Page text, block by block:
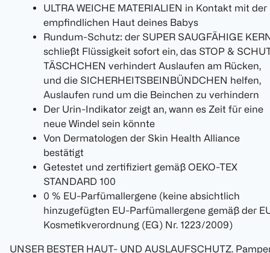
ULTRA WEICHE MATERIALIEN in Kontakt mit der
empfindlichen Haut deines Babys
Rundum-Schutz: der SUPER SAUGFÄHIGE
schließt Flüssigkeit sofort ein, das STOP &
TÄSCHCHEN verhindert Auslaufen am Rücken,
und die SICHERHEITSBEINBÜNDCHEN helfen,
Auslaufen rund um die Beinchen zu verhindern
Der Urin-Indikator zeigt an, wann es Zeit für eine
neue Windel sein könnte
Von Dermatologen der Skin Health Alliance
bestätigt
Getestet und zertifiziert gemäß OEKO-TEX
STANDARD 100
0 % EU-Parfümallergene (keine absichtlich
hinzugefügten EU-Parfümallergene gemäß der
Kosmetikverordnung (EG) Nr. 1223/2009)
UNSER BESTER HAUT- UND AUSLAUFSCHUTZ.